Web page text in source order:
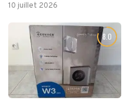
10 juillet 2026
8.0